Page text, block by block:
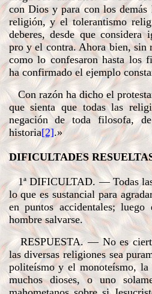
con Dios y para con los demás
religión, y el tolerantismo
deberes, desde que considera
pro y el contra. Ahora bien, sin
como lo confesaron hasta los
ha confirmado el ejemplo
Con razón ha dicho el
que sienta que todas las
negación de toda filosofa,
historia[2].»
DIFICULTADES
1ª DIFICULTAD. — Todas
lo que es sustancial para
en puntos accidentales;
hombre salvarse.
RESPUESTA. — No es
las diversas religiones sea
politeísmo y el monoteísmo, la
muchos dioses, o uno